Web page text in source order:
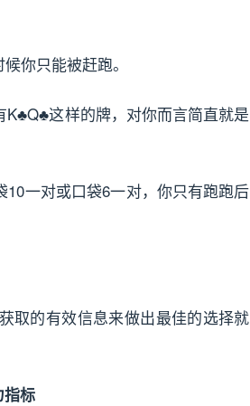
你只能被赶跑。
这样的牌，对你而言简直就是
一对或口袋6一对，你只有跑跑后
取的有效信息来做出最佳的选择就
指标